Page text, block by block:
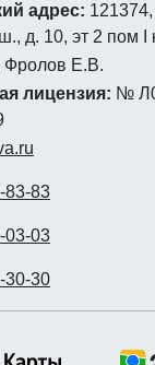
адрес:
д. 10, эт 2 пом I
Фролов Е.В.
лицензия: №